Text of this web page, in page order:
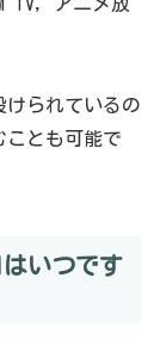
けられているの
ことも可能で
いつです